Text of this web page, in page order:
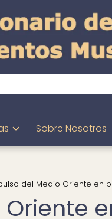
Sobre Nosotros
pulso del Medio Oriente en
Oriente